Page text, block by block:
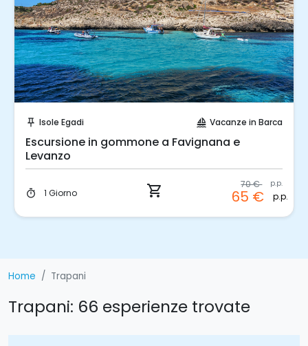
in Barca
e
65 € p.p.
sailing
Escursione in Gommone a
1 Giorno shopping_cart
Home Trapani
Trapani: 66 esperienze trovate